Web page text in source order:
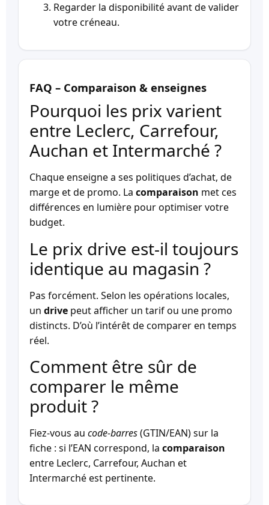
Regarder la disponibilité avant de valider
votre créneau.
FAQ – Comparaison & enseignes
Pourquoi les prix varient
entre Leclerc, Carrefour,
Auchan et Intermarché ?
Chaque enseigne a ses politiques d’achat, de
marge et de promo. La comparaison met ces
différences en lumière pour optimiser votre
budget.
Le prix drive est-il toujours
identique au magasin ?
Pas forcément. Selon les opérations locales,
un drive peut afficher un tarif ou une promo
distincts. D’où l’intérêt de comparer en temps
réel.
Comment être sûr de
comparer le même
produit ?
Fiez-vous au code-barres(GTIN/EAN) sur la
fiche : si l’EAN correspond, la comparaison
entre Leclerc, Carrefour, Auchan et
Intermarché est pertinente.